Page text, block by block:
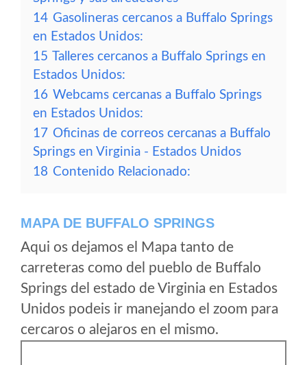
14 Gasolineras cercanos a Buffalo Springs
en Estados Unidos:
15 Talleres cercanos a Buffalo Springs en
Estados Unidos:
16 Webcams cercanas a Buffalo Springs
en Estados Unidos:
17 Oficinas de correos cercanas a Buffalo
Springs en Virginia - Estados Unidos
18 Contenido Relacionado:
MAPA DE BUFFALO SPRINGS
Aqui os dejamos el Mapa tanto de
carreteras como del pueblo de Buffalo
Springs del estado de Virginia en Estados
Unidos podeis ir manejando el zoom para
cercaros o alejaros en el mismo.